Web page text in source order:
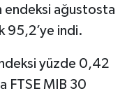
endeksi ağustosta
95,2’ye indi.
yüzde 0,42
FTSE MIB 30